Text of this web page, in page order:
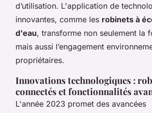
d’utilisation. L'application de
innovantes, comme les robinets à
d'eau, transforme non seulement la
mais aussi l’engagement
propriétaires.
Innovations technologiques :
connectés et fonctionnalités
L'année 2023 promet des avancées